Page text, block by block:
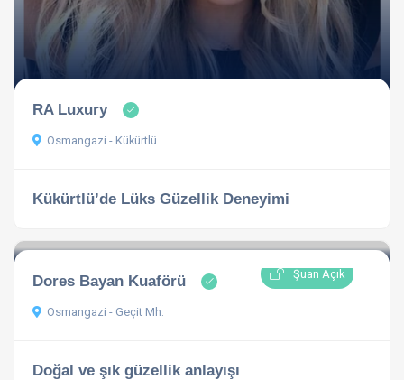
RA Luxury
Osmangazi - Kükürtlü
Kükürtlü’de Lüks Güzellik Deneyimi
Şuan Açık
Dores Bayan Kuaförü
Osmangazi - Geçit Mh.
Doğal ve şık güzellik anlayışı